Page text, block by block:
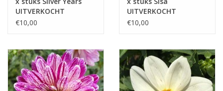
UITVERKOCHT
€10,00
UITVERKOCHT
€10,00